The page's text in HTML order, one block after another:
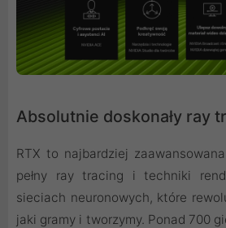
Absolutnie doskonały ray
RTX to najbardziej
pełny ray tracing i techniki
sieciach neuronowych, które
jaki gramy i tworzymy. Ponad 700